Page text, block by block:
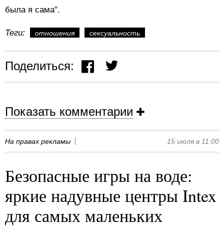
была я сама".
Теги: отношения сексуальность
Поделиться:
Показать комментарии
На правах рекламы 15 июля в 11:00
Безопасные игры на воде:
яркие надувные центры Intex
для самых маленьких